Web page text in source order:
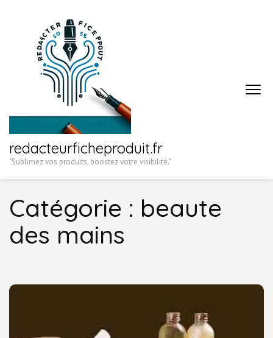
redacteurficheproduit.fr
"Sublimez vos produits, boostez votre visibilité."
Catégorie : beaute
des mains